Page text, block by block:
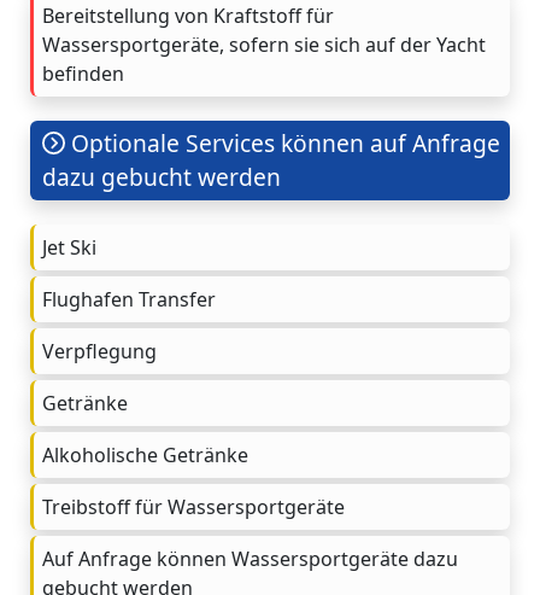
Bereitstellung von Kraftstoff für
Wassersportgeräte, sofern sie sich auf der Yacht
befinden
Optionale Services können auf Anfrage
dazu gebucht werden
Jet Ski
Flughafen Transfer
Verpflegung
Getränke
Alkoholische Getränke
Treibstoff für Wassersportgeräte
Auf Anfrage können Wassersportgeräte dazu
gebucht werden